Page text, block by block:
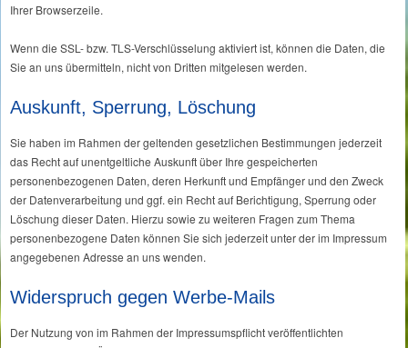
Ihrer Browserzeile.
Wenn die SSL- bzw. TLS-Verschlüsselung aktiviert ist, können die Daten, die
Sie an uns übermitteln, nicht von Dritten mitgelesen werden.
Auskunft, Sperrung, Löschung
Sie haben im Rahmen der geltenden gesetzlichen Bestimmungen jederzeit
das Recht auf unentgeltliche Auskunft über Ihre gespeicherten
personenbezogenen Daten, deren Herkunft und Empfänger und den Zweck
der Datenverarbeitung und ggf. ein Recht auf Berichtigung, Sperrung oder
Löschung dieser Daten. Hierzu sowie zu weiteren Fragen zum Thema
personenbezogene Daten können Sie sich jederzeit unter der im Impressum
angegebenen Adresse an uns wenden.
Widerspruch gegen Werbe-Mails
Der Nutzung von im Rahmen der Impressumspflicht veröffentlichten